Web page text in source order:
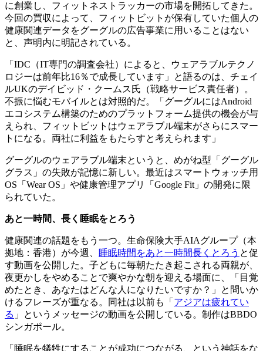
に創業し、フィットネストラッカーの市場を開拓してきた。
今回の買収によって、フィットビットが保有していた個人の
健康関連データをグーグルの広告事業に用いることはない
と、声明内に明記されている。
「IDC（IT専門の調査会社）によると、ウェアラブルテクノ
ロジーは前年比16％で成長しています」と語るのは、チェイ
ルUKのデイビッド・クームス氏（戦略サービス責任者）。
不振に悩むモバイルとは対照的だ。「グーグルにはAndroid
エコシステム構築のためのプラットフォーム提供の機会が与
えられ、フィットビットはウェアラブル端末がさらにスマー
トになる。両社に利益をもたらすと考えられます」
グーグルのウェアラブル端末というと、めがね型「グーグル
グラス」の失敗が記憶に新しい。最近はスマートウォッチ用
OS「Wear OS」や健康管理アプリ「Google Fit」の開発に限
られていた。
あと一時間、長く睡眠をとろう
健康関連の話題をもう一つ。生命保険大手AIAグループ（本
拠地：香港）が今週、 睡眠時間をあと一時間長くとろう と促
す動画を公開した。子どもに毎朝たたき起こされる両親が、
夜更かしをやめることで爽やかな朝を迎える場面に、「目覚
めたとき、あなたはどんな人になりたいですか？」と問いか
けるフレーズが重なる。同社は以前も「 アジアは疲れてい
る 」というメッセージの動画を公開している。制作はBBDO
シンガポール。
「睡眠を犠牲にすることが成功につながる、という神話をな